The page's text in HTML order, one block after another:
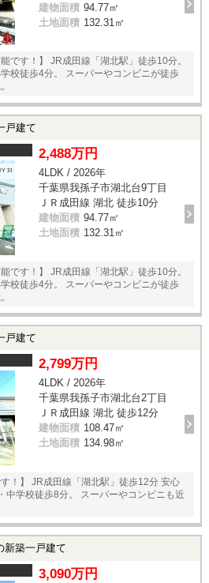
建物面積 94.77㎡
土地面積 132.31㎡
です！】 JR成田線「湖北駅」徒歩10分。
校徒歩4分。 スーパーやコンビニが徒歩
戸建て
2,488万円
4LDK / 2026年
千葉県我孫子市湖北台9丁目
ＪＲ成田線 湖北 徒歩10分
建物面積 94.77㎡
土地面積 132.31㎡
です！】 JR成田線「湖北駅」徒歩10分。
校徒歩4分。 スーパーやコンビニが徒歩
戸建て
2,799万円
4LDK / 2026年
千葉県我孫子市湖北台2丁目
ＪＲ成田線 湖北 徒歩12分
建物面積 108.47㎡
土地面積 134.98㎡
！】 JR成田線「湖北駅」徒歩12分 安心
中学校徒歩8分。 スーパーやコンビニも近
新築一戸建て
3,090万円